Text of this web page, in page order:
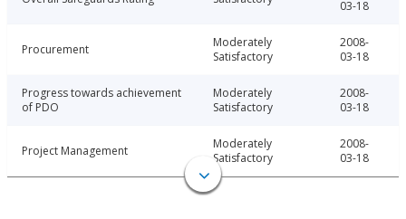
03-18
Procurement
Moderately
Satisfactory
2008-
03-18
Progress towards achievement
of PDO
Moderately
Satisfactory
2008-
03-18
Project Management
Moderately
Satisfactory
2008-
03-18